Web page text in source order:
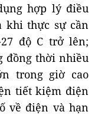
hợp lý điều
khi thực sự cần
độ C trở lên;
đồng thời nhiều
trong giờ cao
tiết kiệm điện
về điện và hạn